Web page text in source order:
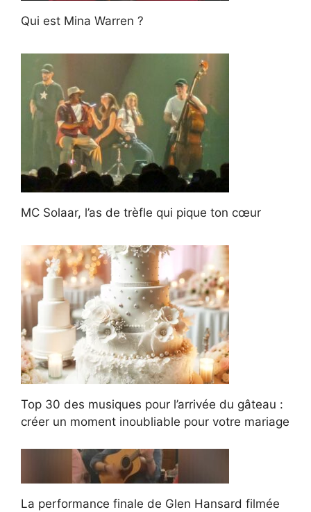
Qui est Mina Warren ?
MC Solaar, l’as de trèfle qui pique ton cœur
Top 30 des musiques pour l’arrivée du gâteau :
créer un moment inoubliable pour votre mariage
La performance finale de Glen Hansard filmée